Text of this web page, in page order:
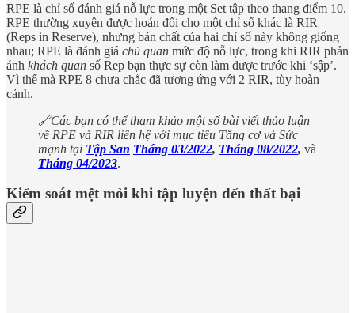
RPE là chỉ số đánh giá nỗ lực trong một Set tập theo thang điểm 10.
RPE thường xuyên được hoán đổi cho một chỉ số khác là RIR
(Reps in Reserve), nhưng bản chất của hai chỉ số này không giống
nhau; RPE là đánh giá chủ quan mức độ nỗ lực, trong khi RIR phản
ánh khách quan số Rep bạn thực sự còn làm được trước khi ‘sập’.
Vì thế mà RPE 8 chưa chắc đã tương ứng với 2 RIR, tùy hoàn
cảnh.
🔗Các bạn có thể tham khảo một số bài viết thảo luận
về RPE và RIR liên hệ với mục tiêu Tăng cơ và Sức
mạnh tại Tập San Tháng 03/2022, Tháng 08/2022, và
Tháng 04/2023.
Kiểm soát mệt mỏi khi tập luyện đến thất bại